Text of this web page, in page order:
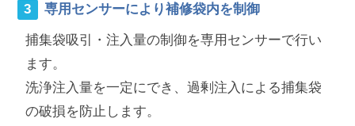
専用センサーにより補修袋内を制御
捕集袋吸引・注入量の制御を専用センサーで行い
ます。
洗浄注入量を一定にでき、過剰注入による捕集袋
の破損を防止します。